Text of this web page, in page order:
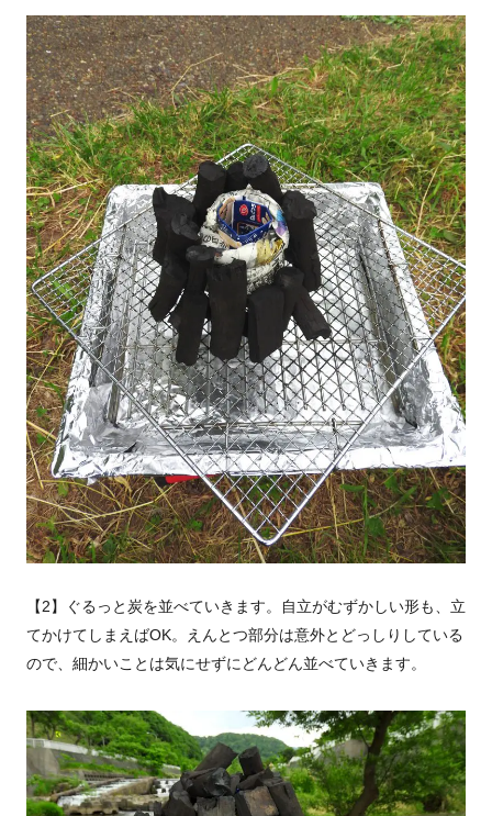
【2】ぐるっと炭を並べていきます。自立がむずかしい形も、立
てかけてしまえばOK。えんとつ部分は意外とどっしりしている
ので、細かいことは気にせずにどんどん並べていきます。